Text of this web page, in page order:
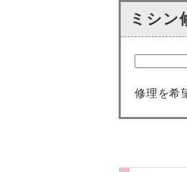
ミシン
修理を希